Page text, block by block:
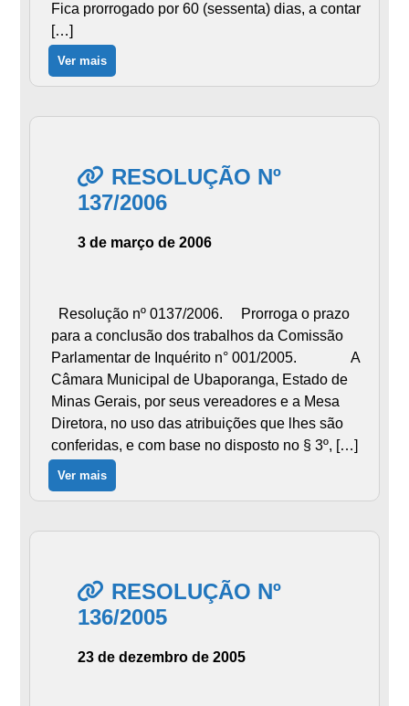
Fica prorrogado por 60 (sessenta) dias, a contar
[…]
Ver mais
RESOLUÇÃO Nº
137/2006
3 de março de 2006
Resolução nº 0137/2006. Prorroga o prazo
para a conclusão dos trabalhos da Comissão
Parlamentar de Inquérito n° 001/2005. A
Câmara Municipal de Ubaporanga, Estado de
Minas Gerais, por seus vereadores e a Mesa
Diretora, no uso das atribuições que lhes são
conferidas, e com base no disposto no § 3º, […]
Ver mais
RESOLUÇÃO Nº
136/2005
23 de dezembro de 2005